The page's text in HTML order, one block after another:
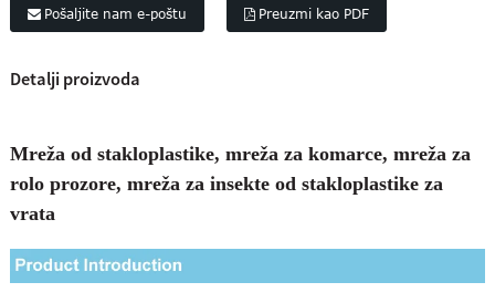
Pošaljite nam e-poštu Preuzmi kao PDF
Detalji proizvoda
Mreža od stakloplastike, mreža za komarce, mreža za
rolo prozore, mreža za insekte od stakloplastike za
vrata